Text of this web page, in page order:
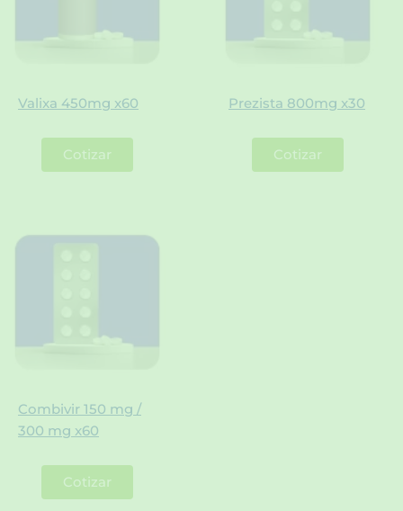
Valixa 450mg x60
Cotizar
Prezista 800mg x30
Cotizar
Combivir 150 mg /
300 mg x60
Cotizar